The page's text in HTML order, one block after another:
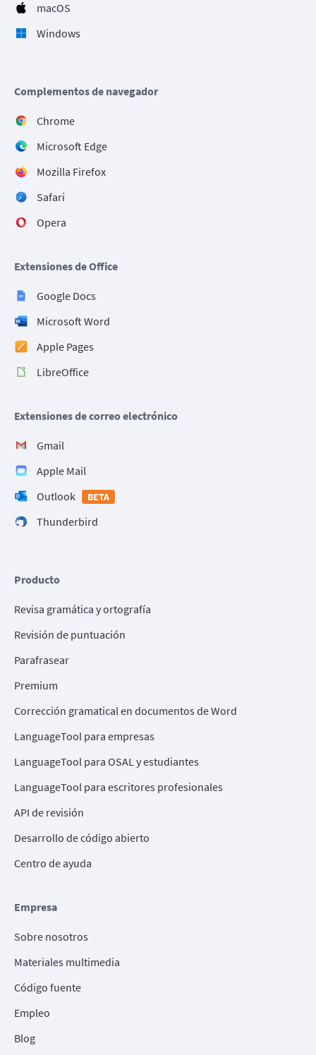
macOS
Windows
Complementos de navegador
Chrome
Microsoft Edge
Mozilla Firefox
Safari
Opera
Extensiones de Office
Google Docs
Microsoft Word
Apple Pages
LibreOffice
Extensiones de correo electrónico
Gmail
Apple Mail
Outlook
BETA
Thunderbird
Producto
Revisa gramática y ortografía
Revisión de puntuación
Parafrasear
Premium
Corrección gramatical en documentos de Word
LanguageTool para empresas
LanguageTool para OSAL y estudiantes
LanguageTool para escritores profesionales
API de revisión
Desarrollo de código abierto
Centro de ayuda
Empresa
Sobre nosotros
Materiales multimedia
Código fuente
Empleo
Blog